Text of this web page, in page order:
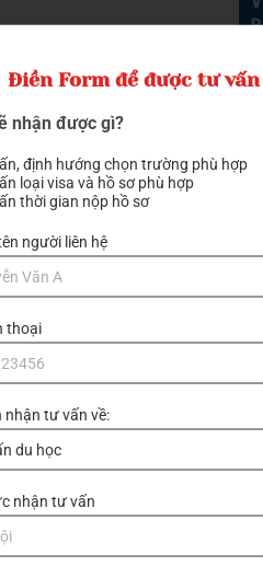
của Trường (và được trả
du học sinh Việt Nam
ước mơ của mình ở môi
Tự
Điền Form để được tư vấn
nhận được gì?
định hướng chọn trường phù hợp
loại visa và hồ sơ phù hợp
thời gian nộp hồ sơ
người liên hệ
thoại
nhận tư vấn về:
nhận tư vấn